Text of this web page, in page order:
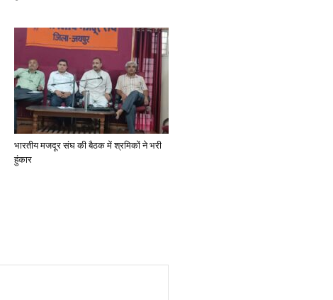
भारतीय मजदूर संघ की बैठक में श्रमिकों ने भरी
हुंकार